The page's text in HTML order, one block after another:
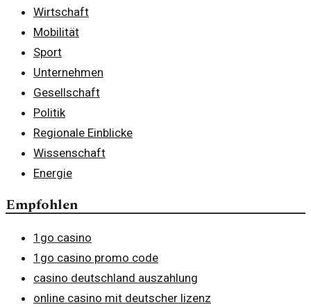
Wirtschaft
Mobilität
Sport
Unternehmen
Gesellschaft
Politik
Regionale Einblicke
Wissenschaft
Energie
Empfohlen
1go casino
1go casino promo code
casino deutschland auszahlung
online casino mit deutscher lizenz